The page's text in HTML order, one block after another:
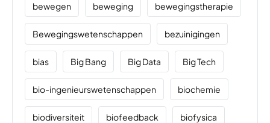
bewegen beweging bewegingstherapie
Bewegingswetenschappen bezuinigingen
bias Big Bang Big Data Big Tech
bio-ingenieurswetenschappen biochemie
biodiversiteit biofeedback biofysica